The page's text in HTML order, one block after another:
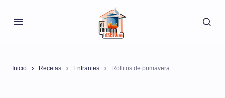
Inicio Recetas Entrantes Rollitos de primavera